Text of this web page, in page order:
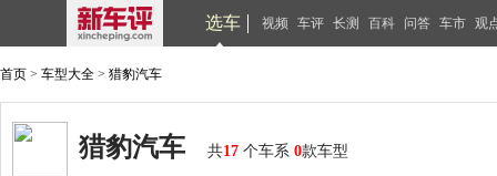
选车 视频 车评 长测 百科 问答 车市 观
首页 > 车型大全 > 猎豹汽车
猎豹汽车 共17 个车系 0款车型